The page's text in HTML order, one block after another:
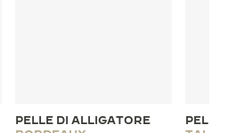
PELLE DI ALLIGATORE
PELLE